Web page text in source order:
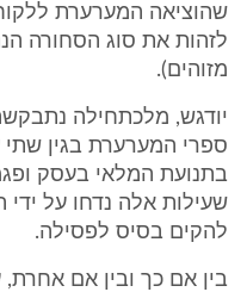
שהוציאה המערערת
לזהות את סוג הסחורה
מזוהים).
יודגש, מלכתחילה
ספרי המערערת בגין שתי
בתנועת המלאי בעסק
שעילות אלה נדחו על ידי
להקים בסיס לפסילה.
בין אם כך ובין אם